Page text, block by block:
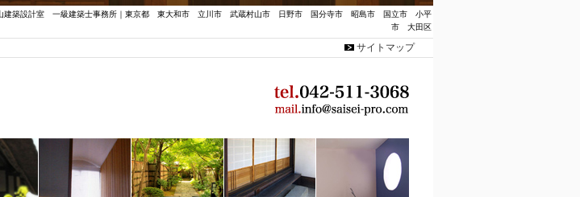
山建築設計室 一級建築士事務所｜東京都 東大和市 立川市 武蔵村山市 日野市 国分寺市 昭島市 国立市 小平
市 大田区
サイトマップ